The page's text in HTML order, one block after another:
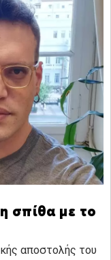
σπίθα με το
αποστολής του